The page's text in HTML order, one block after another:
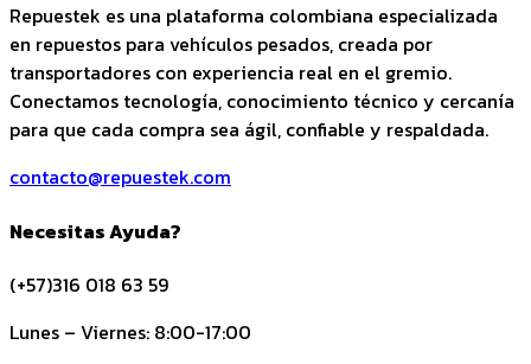
Repuestek es una plataforma colombiana especializada
en repuestos para vehículos pesados, creada por
transportadores con experiencia real en el gremio.
Conectamos tecnología, conocimiento técnico y cercanía
para que cada compra sea ágil, confiable y respaldada.
contacto@repuestek.com
Necesitas Ayuda?
(+57)316 018 63 59
Lunes – Viernes: 8:00-17:00